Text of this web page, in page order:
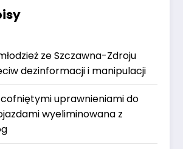
ze Szczawna-Zdroju
dezinformacji i manipulacji
uprawnieniami do
wyeliminowana z